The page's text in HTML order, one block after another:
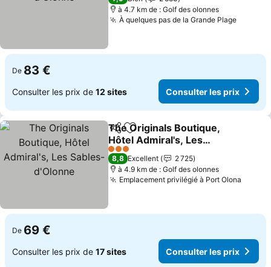
à 4.7 km de : Golf des olonnes
À quelques pas de la Grande Plage
De 83 €
Consulter les prix de 12 sites Consulter les prix
PartagerAjouter à mes favoris
The Originals Boutique,
Hôtel Admiral's, Les
Sables-d'Olonne
3 Étoiles
8,8 Excellent
2 725
à 4.9 km de : Golf des olonnes
Emplacement privilégié à Port Olona
De 69 €
Consulter les prix de 17 sites Consulter les prix